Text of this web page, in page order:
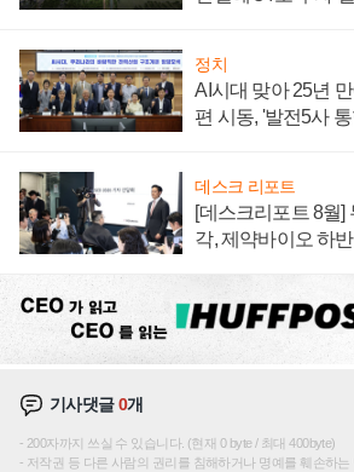
정치
AI시대 맞아 25년
편 시동, '발전5사
데스크 리포트
[데스크리포트 8월]
각, 제약바이오 하
기사댓글0개
200자까지 쓰실 수 있습니다. (현재 0 byte / 최대 400byte)
저작권 등 다른 사람의 권리를 침해하거나 명예를 훼손하는